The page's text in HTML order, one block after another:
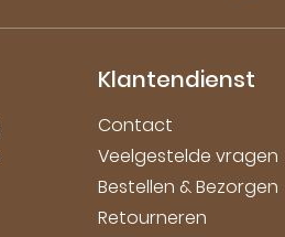
Klantendienst
Contact
Veelgestelde vragen
Bestellen & Bezorgen
Retourneren